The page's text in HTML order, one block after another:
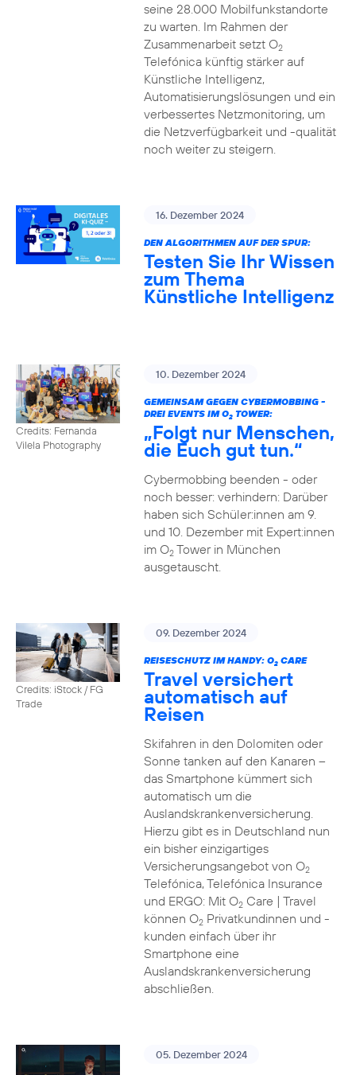
seine 28.000 Mobilfunkstandorte
zu warten. Im Rahmen der
Zusammenarbeit setzt O2
Telefónica künftig stärker auf
Künstliche Intelligenz,
Automatisierungslösungen und ein
verbessertes Netzmonitoring, um
die Netzverfügbarkeit und -qualität
noch weiter zu steigern.
16. Dezember 2024
DEN ALGORITHMEN AUF DER SPUR:
Testen Sie Ihr Wissen
zum Thema
Künstliche Intelligenz
Credits: Fernanda
Vilela Photography
10. Dezember 2024
GEMEINSAM GEGEN CYBERMOBBING -
DREI EVENTS IM O2TOWER:
„Folgt nur Menschen,
die Euch gut tun.“
Cybermobbing beenden - oder
noch besser: verhindern: Darüber
haben sich Schüler:innen am 9.
und 10. Dezember mit Expert:innen
im O2Tower in München
ausgetauscht.
Credits: iStock / FG
Trade
09. Dezember 2024
REISESCHUTZ IM HANDY: O2CARE
Travel versichert
automatisch auf
Reisen
Skifahren in den Dolomiten oder
Sonne tanken auf den Kanaren –
das Smartphone kümmert sich
automatisch um die
Auslandskrankenversicherung.
Hierzu gibt es in Deutschland nun
ein bisher einzigartiges
Versicherungsangebot von O2
Telefónica, Telefónica Insurance
und ERGO: Mit O2Care | Travel
können O2Privatkundinnen und -
kunden einfach über ihr
Smartphone eine
Auslandskrankenversicherung
abschließen.
05. Dezember 2024